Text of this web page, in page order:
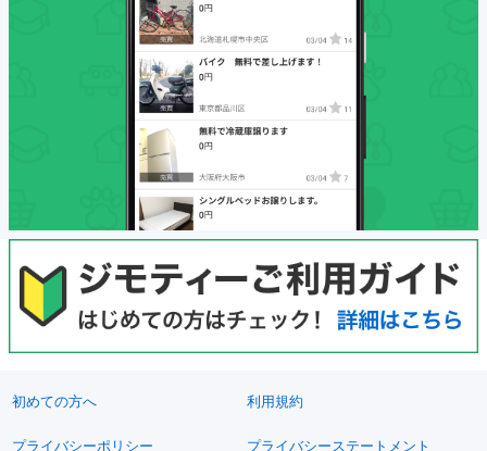
初めての方へ 利用規約
プライバシーポリシー プライバシーステートメント